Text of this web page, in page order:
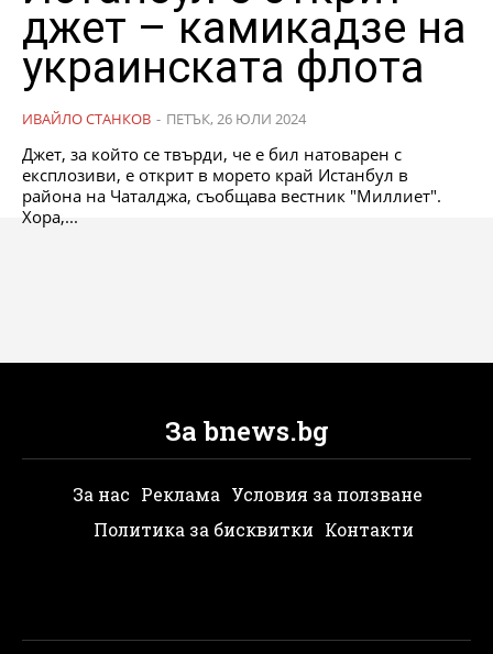
джет – камикадзе на
украинската флота
ИВАЙЛО СТАНКОВ - ПЕТЪК, 26 ЮЛИ 2024
Джет, за който се твърди, че е бил натоварен с
експлозиви, е открит в морето край Истанбул в
района на Чаталджа, съобщава вестник "Миллиет".
Хора,...
За bnews.bg
За нас Реклама Условия за ползване
Политика за бисквитки Контакти